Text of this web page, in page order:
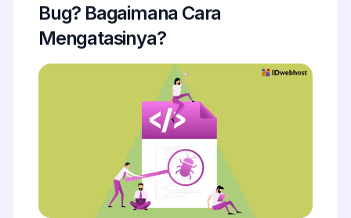
Bug? Bagaimana Cara
Mengatasinya?